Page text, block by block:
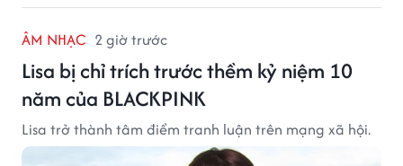
ÂM NHẠC 2 giờ trước
Lisa bị chỉ trích trước thềm kỷ niệm 10
năm của BLACKPINK
Lisa trở thành tâm điểm tranh luận trên mạng xã hội.